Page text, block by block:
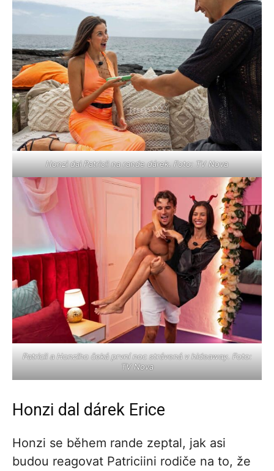
Honzi dal Patricii na rande dárek. Foto: TV Nova
Patricii a Honziho čeká první noc strávená v hideaway. Foto:
TV Nova
Honzi dal dárek Erice
Honzi se během rande zeptal, jak asi
budou reagovat Patriciini rodiče na to, že